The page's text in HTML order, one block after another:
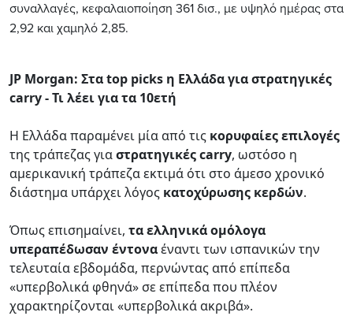
συναλλαγές, κεφαλαιοποίηση 361 δισ., με υψηλό ημέρας στα
2,92 και χαμηλό 2,85.
JP Morgan: Στα top picks η Ελλάδα για στρατηγικές
carry - Τι λέει για τα 10ετή
Η Ελλάδα παραμένει μία από τις κορυφαίες επιλογές
της τράπεζας γιαστρατηγικές carry, ωστόσο η
αμερικανική τράπεζα εκτιμά ότι στο άμεσο χρονικό
διάστημα υπάρχει λόγος κατοχύρωσης κερδών.
Όπως επισημαίνει, τα ελληνικά ομόλογα
υπεραπέδωσαν έντοναέναντι των ισπανικών την
τελευταία εβδομάδα, περνώντας από επίπεδα
«υπερβολικά φθηνά» σε επίπεδα που πλέον
χαρακτηρίζονται «υπερβολικά ακριβά».